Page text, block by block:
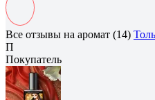
Все отзывы на аромат (14)
П
Покупатель